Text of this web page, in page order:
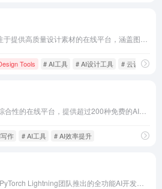
Tools # AI工具 # AI设计工具 # 云设计
作 # AI工具 # AI效率提升